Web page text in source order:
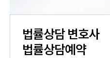
법률상담변호사
법률상담예약